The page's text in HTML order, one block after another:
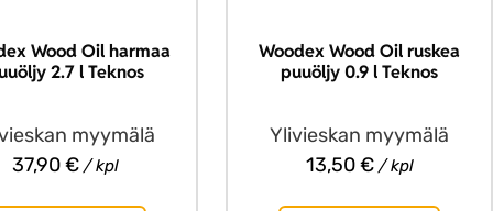
Wood Oil harmaa
2.7 l Teknos
myymälä
37,90€/ kpl
Woodex Wood Oil ruskea
puuöljy 0.9 l Teknos
Ylivieskan myymälä
13,50€/ kpl